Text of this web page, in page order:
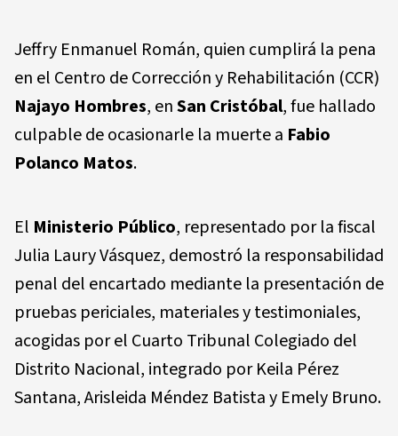
Jeffry Enmanuel Román, quien cumplirá la pena
en el Centro de Corrección y Rehabilitación (CCR)
Najayo Hombres, enSan Cristóbal, fue hallado
culpable de ocasionarle la muerte a Fabio
Polanco Matos.
El Ministerio Público, representado por la fiscal
Julia Laury Vásquez, demostró la responsabilidad
penal del encartado mediante la presentación de
pruebas periciales, materiales y testimoniales,
acogidas por el Cuarto Tribunal Colegiado del
Distrito Nacional, integrado por Keila Pérez
Santana, Arisleida Méndez Batista y Emely Bruno.